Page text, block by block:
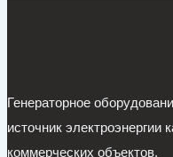
Генераторное
источник электроэнергии
коммерческих объектов.